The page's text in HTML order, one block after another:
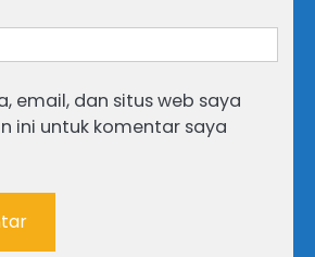
email, dan situs web saya
ini untuk komentar saya